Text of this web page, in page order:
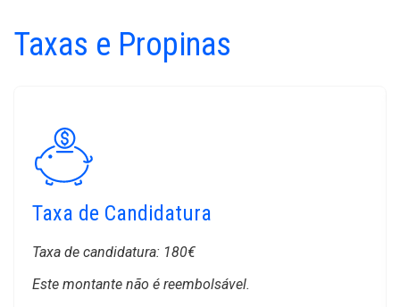
Taxas e Propinas
Taxa de Candidatura
Taxa de candidatura: 180€
Este montante não é reembolsável.